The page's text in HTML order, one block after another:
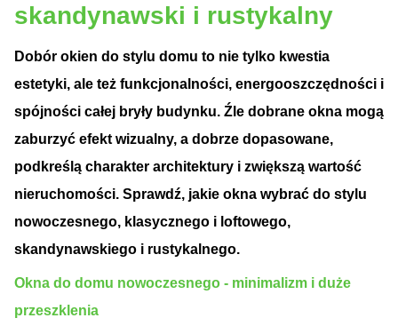
skandynawski i rustykalny
Dobór okien do stylu domu to nie tylko kwestia
estetyki, ale też funkcjonalności, energooszczędności i
spójności całej bryły budynku. Źle dobrane okna mogą
zaburzyć efekt wizualny, a dobrze dopasowane,
podkreślą charakter architektury i zwiększą wartość
nieruchomości. Sprawdź, jakie okna wybrać do stylu
nowoczesnego, klasycznego i loftowego,
skandynawskiego i rustykalnego.
Okna do domu nowoczesnego - minimalizm i duże
przeszklenia